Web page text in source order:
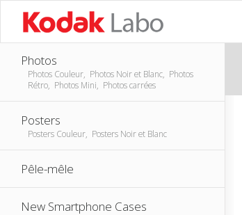
Photos
Photos Couleur, Photos Noir et Blanc, Photos
Rétro, Photos Mini, Photos carrées
Posters
Posters Couleur, Posters Noir et Blanc
Pêle-mêle
New Smartphone Cases